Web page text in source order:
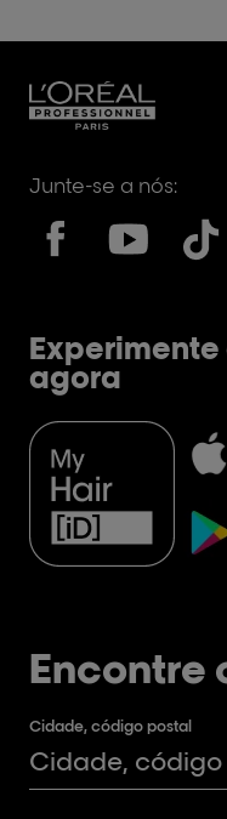
Junte-se a nós:
Experimente
agora
Encontre
Cidade, código postal